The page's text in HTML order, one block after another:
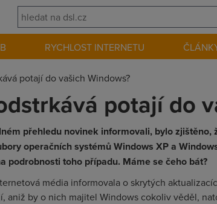
RYCHLOST INTERNETU
potají do vašich Windows?
potají do
přehledu novinek informovali, bylo zjištěno,
operačních systémů Windows XP a
podrobnosti toho případu. Máme se čeho bát?
média informovala o skrytých
aniž by o nich majitel Windows cokoliv věděl,